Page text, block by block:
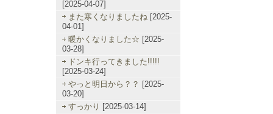
[2025-04-07]
また寒くなりましたね [2025-
04-01]
暖かくなりました☆ [2025-
03-28]
ドンキ行ってきました!!!!!
[2025-03-24]
やっと明日から？？ [2025-
03-20]
すっかり [2025-03-14]